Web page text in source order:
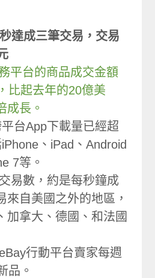
達成三筆交易，交易
平台的商品成交金額
比起去年的20億美
成長。
台App下載量已經超
、iPad、Android
7等。
易數，約是每秒鐘成
來自美國之外的地區，
加拿大、德國、和法國
行動平台賣家每週
品。